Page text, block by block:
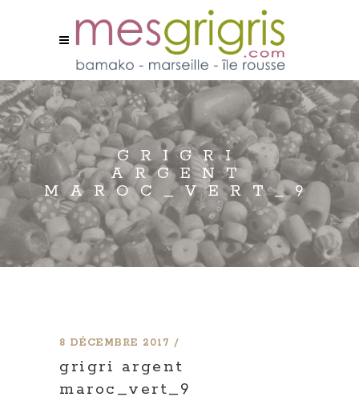
GRIGRI
ARGENT
MAROC_VERT_9
8 DÉCEMBRE 2017
grigri argent
maroc_vert_9